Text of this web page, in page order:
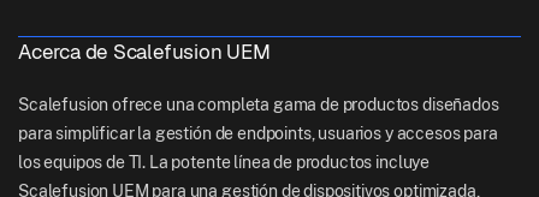
Logística
Documentos de ayuda
Blog
Sala de redacción
NZ: +64-9-888-4315
Acerca de Scalefusion UEM
Scalefusion ofrece una completa gama de productos diseñados
para simplificar la gestión de endpoints, usuarios y accesos para
los equipos de TI. La potente línea de productos incluye
Scalefusion UEM para una gestión de dispositivos optimizada,